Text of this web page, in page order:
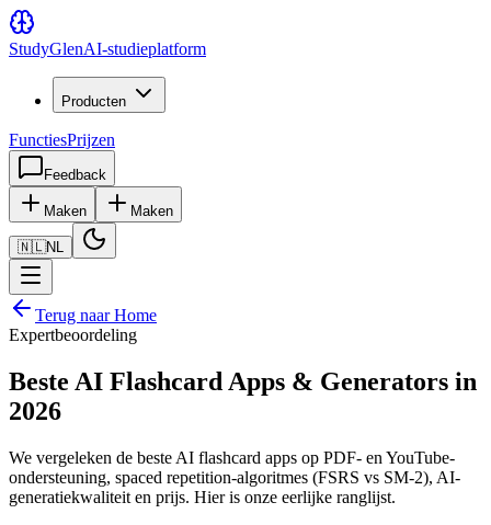
StudyGlenAI-studieplatform
Producten
FunctiesPrijzen
Feedback
Maken Maken
🇳🇱NL
Terug naar Home
Expertbeoordeling
Beste AI Flashcard Apps & Generators in
2026
We vergeleken de beste AI flashcard apps op PDF- en YouTube-
ondersteuning, spaced repetition-algoritmes (FSRS vs SM-2), AI-
generatiekwaliteit en prijs. Hier is onze eerlijke ranglijst.